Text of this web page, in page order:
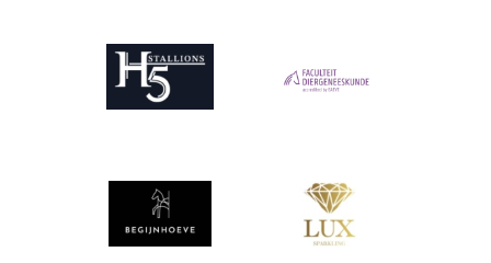
Afbeelding Afbeelding
Afbeelding Afbeelding